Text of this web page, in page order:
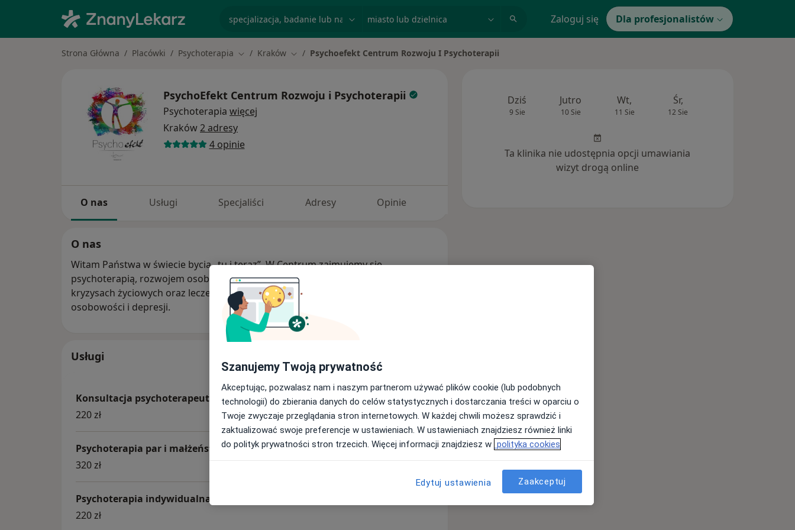
Zaloguj się Dla profesjonalistów
Strona Główna Placówki Psychoterapia Zmień miasto
Kraków Zmień miasto
Psychoefekt Centrum Rozwoju I Psychoterapii
PsychoEfekt Centrum Rozwoju i Psychoterapii
Psychoterapia więcej
Kraków2 adresy
4 opinie
O nas Usługi Specjaliści Adresy Opinie
O nas
Witam Państwa w świecie bycia „tu i teraz”. W Centrum zajmujemy się
psychoterapią, rozwojem osobistym, pogłębianiem wiedzy o sobie, wsparciem w
kryzysach życiowych oraz leczeniem zaburzeń nerwicowych, zaburzeń
osobowości i depresji.
Usługi
Konsultacja psychoterapeutyczna
220 zł
Psychoterapia par i małżeństw
320 zł
Psychoterapia indywidualna
220 zł
Dziś
9 Sie
Jutro
10 Sie
Wt,
11 Sie
Śr,
12 Sie
Ta klinika nie udostępnia opcji umawiania
wizyt drogą online
Szanujemy Twoją prywatność
Akceptując, pozwalasz nam i naszym partnerom używać plików cookie (lub podobnych
technologii) do zbierania danych do celów statystycznych i dostarczania treści w oparciu o
Twoje zwyczaje przeglądania stron internetowych. W każdej chwili możesz sprawdzić i
zaktualizować swoje preferencje w ustawieniach. W ustawieniach znajdziesz również linki
do polityk prywatności stron trzecich. Więcej informacji znajdziesz w polityka cookies
Edytuj ustawienia Zaakceptuj